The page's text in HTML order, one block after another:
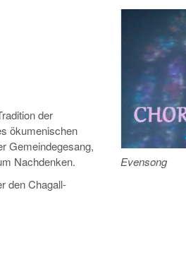
Evensong
der
ökumenischen
Gemeindegesang,
Nachdenken.
den Chagall-